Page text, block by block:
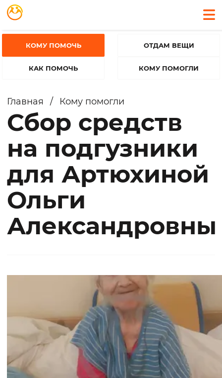
КОМУ ПОМОЧЬ
КАК ПОМОЧЬ
ОТДАМ ВЕЩИ
КОМУ ПОМОГЛИ
Главная / Кому помогли
Сбор средств
на подгузники
для Артюхиной
Ольги
Александровны